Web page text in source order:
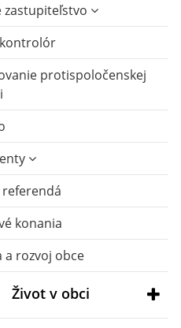
zastupiteľstvo
protispoločenskej
konania
a rozvoj obce
Život v obci